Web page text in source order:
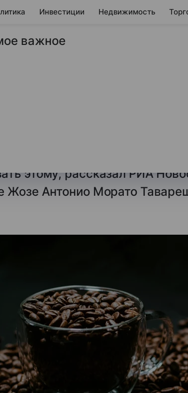
Инвестиции Недвижимость
увеличить объем
рынок с нынешних 115
о зоне свободной
этому, рассказал РИА
Жозе Антонио Морато
важное